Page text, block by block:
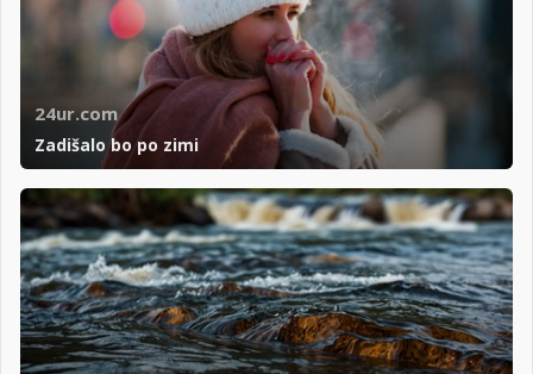
24ur.com
Zadišalo bo po zimi